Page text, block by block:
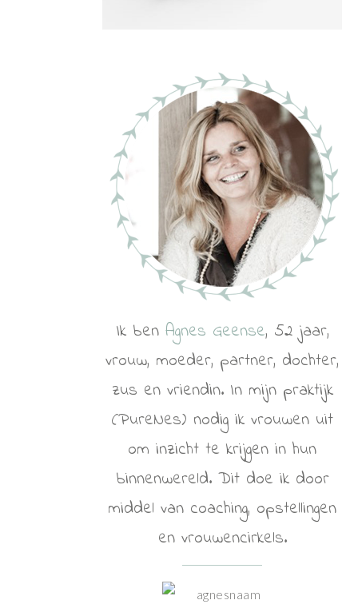
Ik ben Agnes Geense, 52 jaar,
vrouw, moeder, partner, dochter,
zus en vriendin. In mijn praktijk
(PureNes) nodig ik vrouwen uit
om inzicht te krijgen in hun
binnenwereld. Dit doe ik door
middel van coaching, opstellingen
en vrouwencirkels.